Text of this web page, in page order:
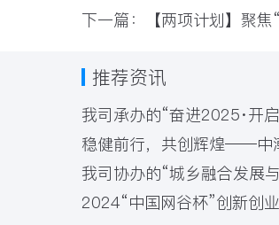
下一篇：【两项计划】聚
推荐资讯
我司承办的“奋进2025·开
稳健前行，共创辉煌——中
我司协办的“城乡融合发展
2024“中国网谷杯”创新创